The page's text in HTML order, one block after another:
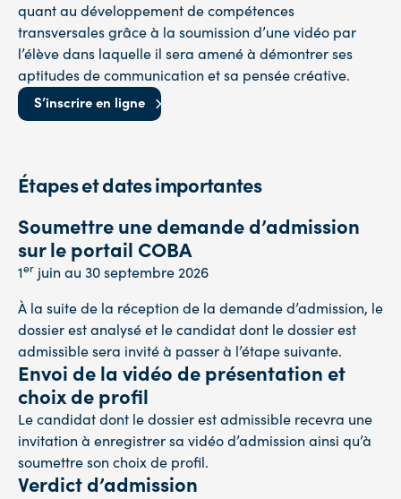
quant au développement de compétences
transversales grâce à la soumission d’une vidéo par
l’élève dans laquelle il sera amené à démontrer ses
aptitudes de communication et sa pensée créative.
S’inscrire en ligne
Étapes et dates importantes
Soumettre une demande d’admission
sur le portail COBA
1er juin au 30 septembre 2026
À la suite de la réception de la demande d’admission, le
dossier est analysé et le candidat dont le dossier est
admissible sera invité à passer à l’étape suivante.
Envoi de la vidéo de présentation et
choix de profil
Le candidat dont le dossier est admissible recevra une
invitation à enregistrer sa vidéo d’admission ainsi qu’à
soumettre son choix de profil.
Verdict d’admission